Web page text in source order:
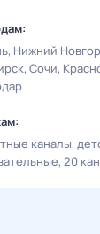
Нижний
Сочи
каналы
20